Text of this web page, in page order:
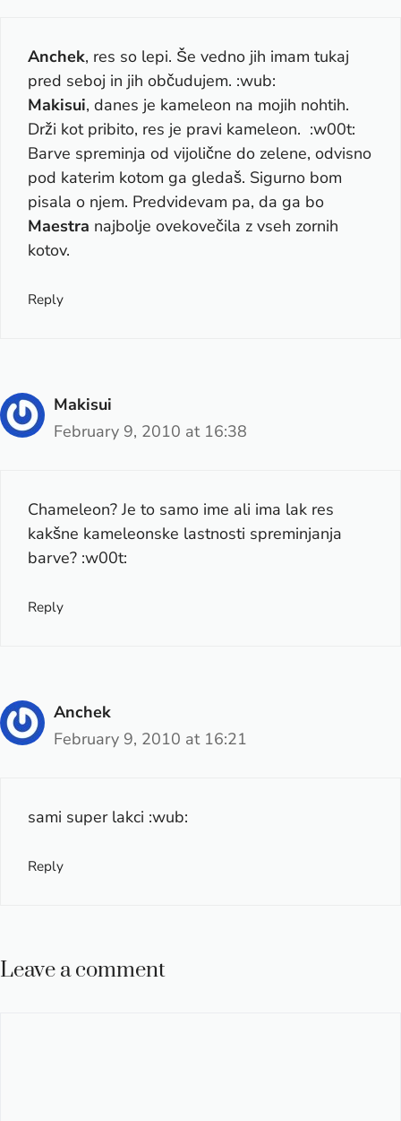
Anchek, res so lepi. Še vedno jih imam tukaj
pred seboj in jih občudujem. :wub:
Makisui, danes je kameleon na mojih nohtih.
Drži kot pribito, res je pravi kameleon. :w00t:
Barve spreminja od vijolične do zelene, odvisno
pod katerim kotom ga gledaš. Sigurno bom
pisala o njem. Predvidevam pa, da ga bo
Maestra najbolje ovekovečila z vseh zornih
kotov.
Reply
Makisui
February 9, 2010 at 16:38
Chameleon? Je to samo ime ali ima lak res
kakšne kameleonske lastnosti spreminjanja
barve? :w00t:
Reply
Anchek
February 9, 2010 at 16:21
sami super lakci :wub:
Reply
Leave a comment